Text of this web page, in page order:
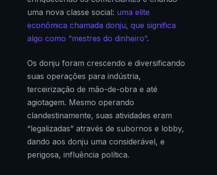
uma nova classe social: uma elite
econômica chamada donju, que significa
algo como “mestres do dinheiro”.
Os donju foram crescendo e diversificando
suas operações para indústria,
terceirização de mão-de-obra e até
agiotagem. Mesmo operando
clandestinamente, suas atividades eram
“legalizadas” através de subornos e lobby,
dando aos donju uma considerável, e
perigosa, influência política.